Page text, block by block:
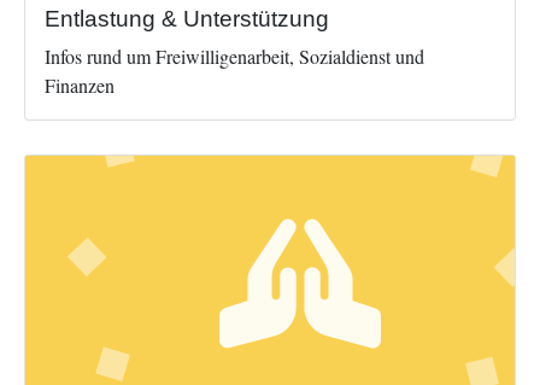
Entlastung & Unterstützung
Infos rund um Freiwilligenarbeit, Sozialdienst und
Finanzen